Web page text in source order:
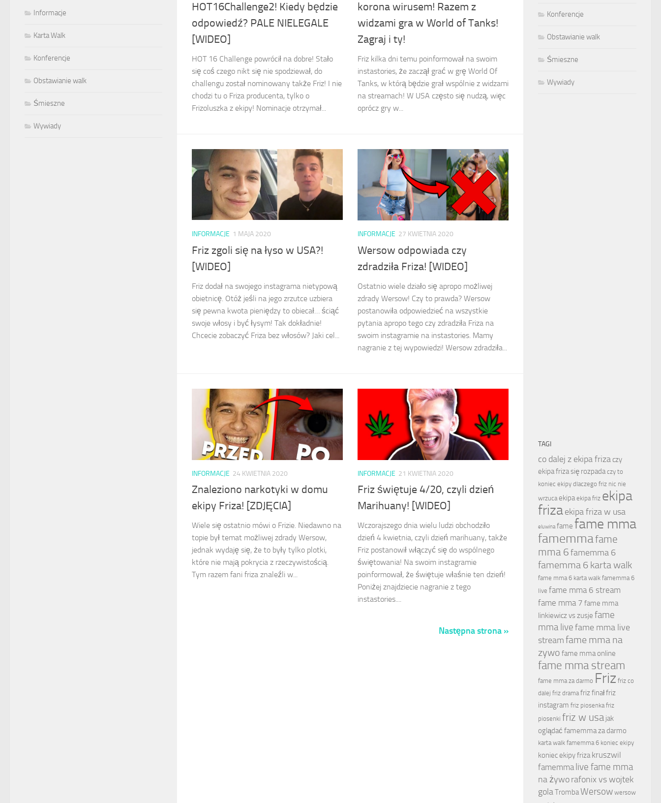
HOT16Challenge2! Kiedy będzie
odpowiedź? PALE NIELEGALE
[WIDEO]
HOT 16 Challenge powrócił na dobre! Stało
się coś czego nikt się nie spodziewał, do
challengu został nominowany także Friz! I nie
chodzi tu o Friza producenta, tylko o
Frizoluszka z ekipy! Nominacje otrzymał...
korona wirusem! Razem z
widzami gra w World of Tanks!
Zagraj i ty!
Friz kilka dni temu poinformował na swoim
instastories, że zaczął grać w grę World Of
Tanks, w którą będzie grał wspólnie z widzami
na streamach! W USA często się nudzą, więc
oprócz gry w...
INFORMACJE 1 MAJA 2020
Friz zgoli się na łyso w USA?!
[WIDEO]
Friz dodał na swojego instagrama nietypową
obietnicę. Otóż jeśli na jego zrzutce uzbiera
się pewna kwota pieniędzy to obiecał… ściąć
swoje włosy i być łysym! Tak dokładnie!
Chcecie zobaczyć Friza bez włosów? Jaki cel...
INFORMACJE 27 KWIETNIA 2020
Wersow odpowiada czy
zdradziła Friza! [WIDEO]
Ostatnio wiele działo się apropo możliwej
zdrady Wersow! Czy to prawda? Wersow
postanowiła odpowiedzieć na wszystkie
pytania apropo tego czy zdradziła Friza na
swoim instagramie na instastories. Mamy
nagranie z tej wypowiedzi! Wersow zdradziła...
INFORMACJE 24 KWIETNIA 2020
Znaleziono narkotyki w domu
ekipy Friza! [ZDJĘCIA]
Wiele się ostatnio mówi o Frizie. Niedawno na
topie był temat możliwej zdrady Wersow,
jednak wydaję się, że to były tylko plotki,
które nie mają pokrycia z rzeczywistością.
Tym razem fani friza znaleźli w...
INFORMACJE 21 KWIETNIA 2020
Friz świętuje 4/20, czyli dzień
Marihuany! [WIDEO]
Wczorajszego dnia wielu ludzi obchodziło
dzień 4 kwietnia, czyli dzień marihuany, także
Friz postanowił włączyć się do wspólnego
świętowania! Na swoim instagramie
poinformował, że świętuje właśnie ten dzień!
Poniżej znajdziecie nagranie z tego
instastories....
Następna strona »
Informacje
Karta Walk
Konferencje
Obstawianie walk
Śmieszne
Wywiady
Konferencje
Obstawianie walk
Śmieszne
Wywiady
TAGI
co dalej z ekipa friza czy
ekipa friza się rozpada czy to
koniec ekipy dlaczego friz nic nie
wrzuca ekipa ekipa friz ekipa
frizaekipa friza w usa
eluwina fame fame mma
famemmafame
mma 6famemma 6
famemma 6 karta walk
fame mma 6 karta walk famemma 6
live fame mma 6 stream
fame mma 7 fame mma
linkiewicz vs zusje fame
mma livefame mma live
streamfame mma na
zywo fame mma online
fame mma stream
fame mma za darmo Friz friz co
dalej friz drama friz finałfriz
instagram friz piosenka friz
piosenki friz w usa jak
oglądać famemma za darmo
karta walk famemma 6 koniec ekipy
koniec ekipy friza kruszwil
famemma live fame mma
na żyworafonix vs wojtek
golaTrombaWersow wersow